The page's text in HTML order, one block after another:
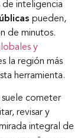
de inteligencia
pueden,
de minutos.
y
la región más
herramienta.
suele cometer
revisar y
integral de